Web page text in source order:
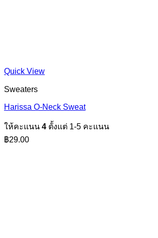
Quick View
Sweaters
Harissa O-Neck Sweat
ให้คะแนน 4 ตั้งแต่ 1-5 คะแนน
฿29.00